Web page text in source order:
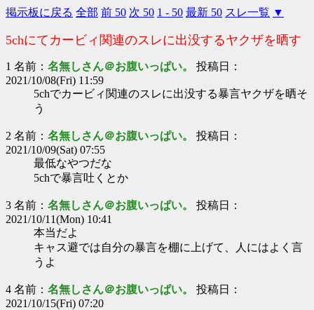
掲示板に戻る 全部 前 50 次 50 1 - 50 最新 50 スレ一覧 ▼
5chにてカービィ関連のスレに出没するヤクザを晒す
1 名前： 名無しさん＠お腹いっぱい。 投稿日：
2021/10/08(Fri) 11:59
5chでカービィ関連のスレに出没する暴言ヤクザを晒そ
う
2 名前： 名無しさん＠お腹いっぱい。 投稿日：
2021/10/09(Sat) 07:55
最低なやつだな
5chで暴言吐くとか
3 名前： 名無しさん＠お腹いっぱい。 投稿日：
2021/10/11(Mon) 10:41
本当だよ
キャス避では自分の暴言を棚に上げて、人にはよく言
うよ
4 名前： 名無しさん＠お腹いっぱい。 投稿日：
2021/10/15(Fri) 07:20